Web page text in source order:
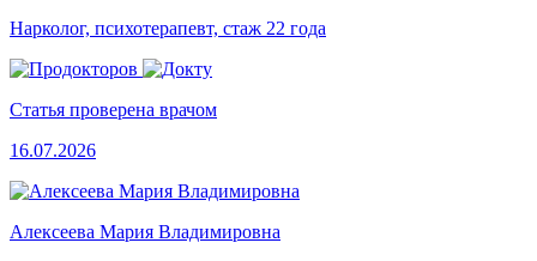
Нарколог, психотерапевт, стаж 22 года
Статья проверена врачом
16.07.2026
Алексеева Мария Владимировна